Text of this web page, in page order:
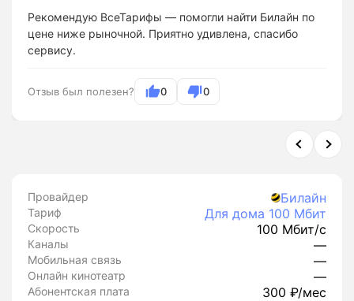
Рекомендую ВсеТарифы — помогли найти Билайн по
цене ниже рыночной. Приятно удивлена, спасибо
сервису.
Отзыв был полезен? 0 0
Провайдер Билайн
Тариф Для дома 100 Мбит
Скорость 100 Мбит/с
Каналы —
Мобильная связь —
Онлайн кинотеатр —
Абонентская плата 300 ₽/мес